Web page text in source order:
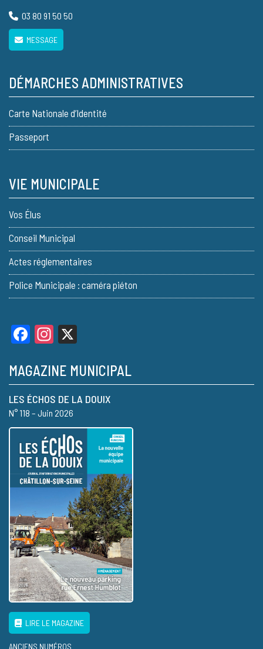
03 80 91 50 50
MESSAGE
DÉMARCHES ADMINISTRATIVES
Carte Nationale d’Identité
Passeport
VIE MUNICIPALE
Vos Élus
Conseil Municipal
Actes réglementaires
Police Municipale : caméra piéton
FacebookInstagram
MAGAZINE MUNICIPAL
LES ÉCHOS DE LA DOUIX
N° 118 – Juin 2026
LIRE LE MAGAZINE
ANCIENS NUMÉROS